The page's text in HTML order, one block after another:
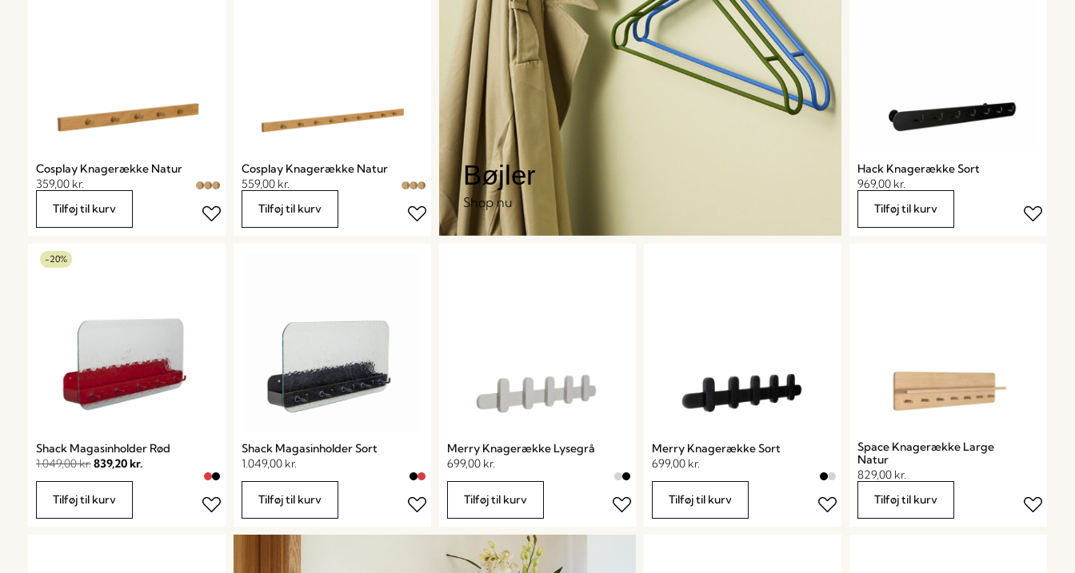
Bøjler
Shop nu
Cosplay Knagerække Natur
359,00 kr.
Tilføj til kurv
Cosplay Knagerække Natur
559,00 kr.
Tilføj til kurv
Hack Knagerække Sort
969,00 kr.
Tilføj til kurv
-20%
Shack Magasinholder Rød
1.049,00kr.839,20kr.
Tilføj til kurv
Shack Magasinholder Sort
1.049,00 kr.
Tilføj til kurv
Merry Knagerække Lysegrå
699,00 kr.
Tilføj til kurv
Merry Knagerække Sort
699,00 kr.
Tilføj til kurv
Space Knagerække Large
Natur
829,00 kr.
Tilføj til kurv